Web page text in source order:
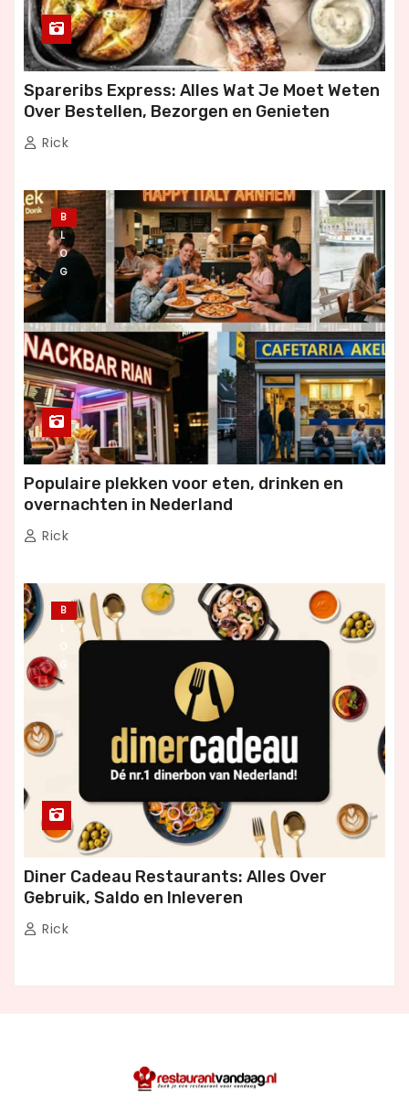
Spareribs Express: Alles Wat Je Moet Weten
Over Bestellen, Bezorgen en Genieten
Rick
B
L
O
G
Populaire plekken voor eten, drinken en
overnachten in Nederland
Rick
B
L
O
G
Diner Cadeau Restaurants: Alles Over
Gebruik, Saldo en Inleveren
Rick